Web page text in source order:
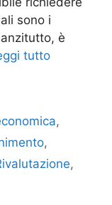
sono i
è
tutto
,
,
,